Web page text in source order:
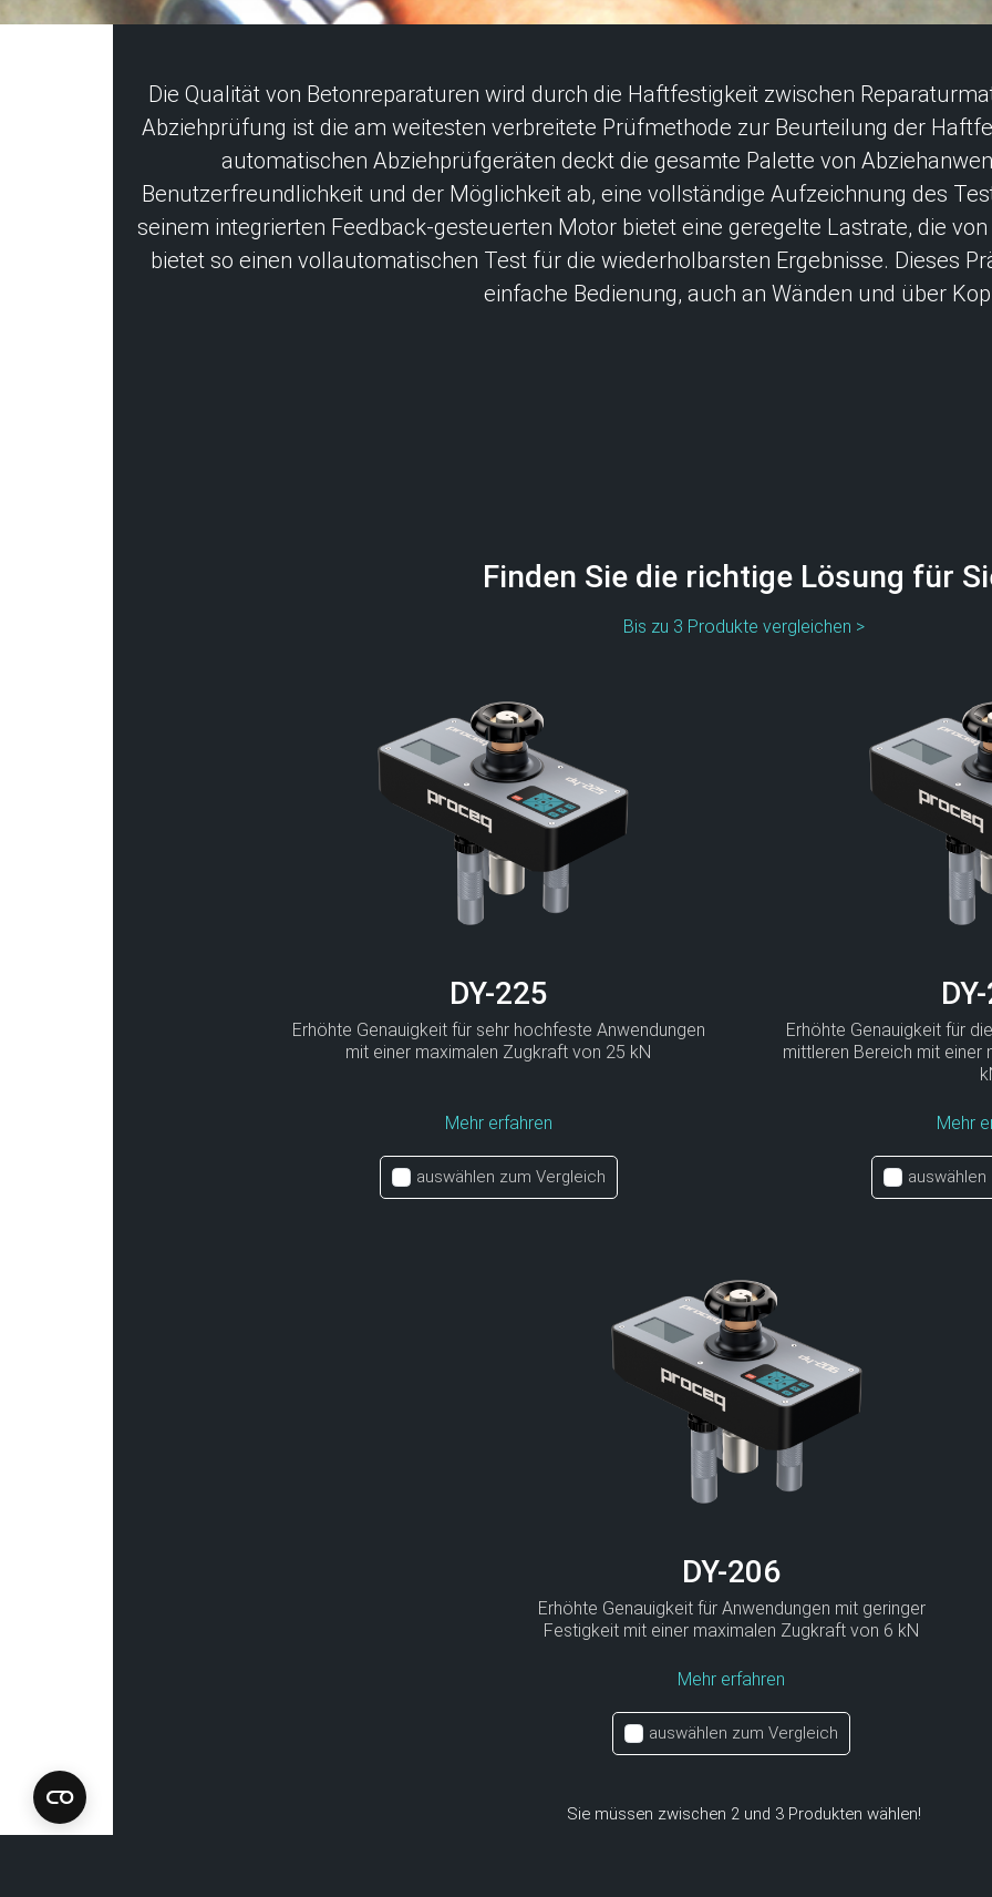
Die Qualität von Betonreparaturen wird durch die Haftfestigkeit zwischen
Abziehprüfung ist die am weitesten verbreitete Prüfmethode zur Beurteilung der
automatischen Abziehprüfgeräten deckt die gesamte Palette von
Benutzerfreundlichkeit und der Möglichkeit ab, eine vollständige Aufzeichnung des
seinem integrierten Feedback-gesteuerten Motor bietet eine geregelte Lastrate, die
bietet so einen vollautomatischen Test für die wiederholbarsten Ergebnisse. Dieses
einfache Bedienung, auch an Wänden und über
Finden Sie die richtige Lösung für
Bis zu 3 Produkte vergleichen >
DY-225
Erhöhte Genauigkeit für sehr hochfeste Anwendungen
mit einer maximalen Zugkraft von 25 kN
Mehr erfahren
auswählen zum Vergleich
Erhöhte Genauigkeit für
mittleren Bereich mit
Mehr
DY-206
Erhöhte Genauigkeit für Anwendungen mit geringer
Festigkeit mit einer maximalen Zugkraft von 6 kN
Mehr erfahren
auswählen zum Vergleich
Sie müssen zwischen 2 und 3 Produkten wählen!